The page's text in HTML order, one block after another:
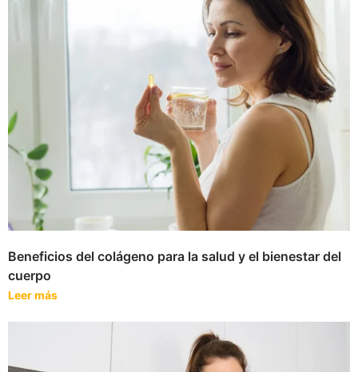
Beneficios del colágeno para la salud y el bienestar del
cuerpo
Leer más